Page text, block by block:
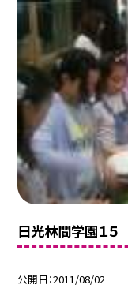
日光林間学園１５
公開日 2011/08/02